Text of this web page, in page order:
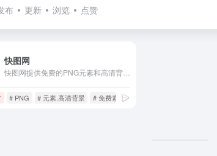
布 更新 浏览 点赞
快图网
# PNG # 元素.高清背景 # 免费素材